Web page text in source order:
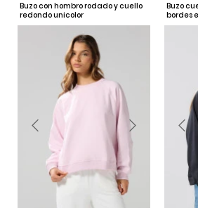
Buzo con hombro rodado y cuello
redondo unicolor
Buzo
bordes